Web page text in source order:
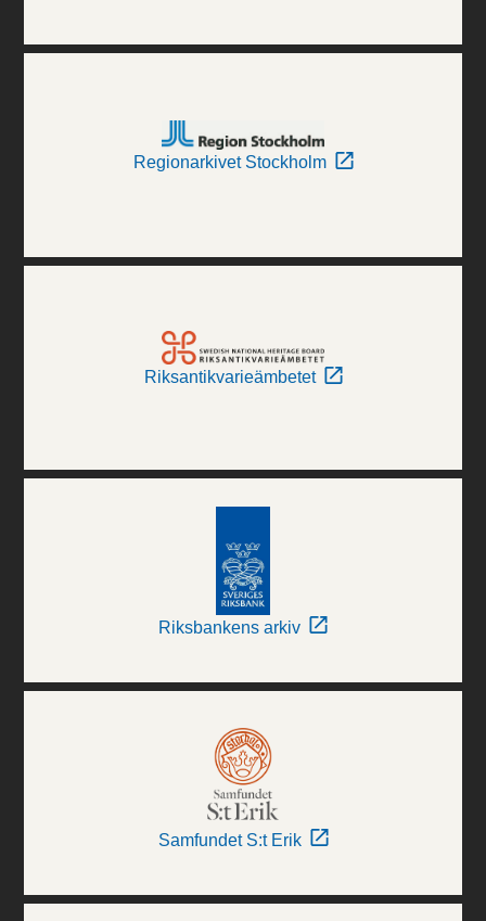
Regionarkivet Stockholm
Riksantikvarieämbetet
Riksbankens arkiv
Samfundet S:t Erik